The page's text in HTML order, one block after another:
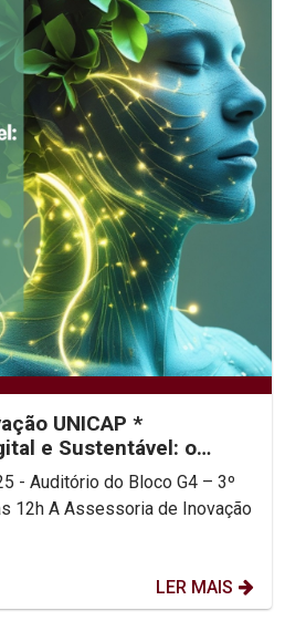
UNICAP *
e Sustentável: o
pela...
- Auditório do Bloco G4 – 3º
Inovação
LER MAIS